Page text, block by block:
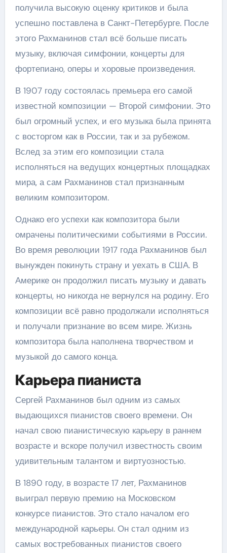
получила высокую оценку критиков и была
успешно поставлена в Санкт-Петербурге. После
этого Рахманинов стал всё больше писать
музыку, включая симфонии, концерты для
фортепиано, оперы и хоровые произведения.
В 1907 году состоялась премьера его самой
известной композиции — Второй симфонии. Это
был огромный успех, и его музыка была принята
с восторгом как в России, так и за рубежом.
Вслед за этим его композиции стала
исполняться на ведущих концертных площадках
мира, а сам Рахманинов стал признанным
великим композитором.
Однако его успехи как композитора были
омрачены политическими событиями в России.
Во время революции 1917 года Рахманинов был
вынужден покинуть страну и уехать в США. В
Америке он продолжил писать музыку и давать
концерты, но никогда не вернулся на родину. Его
композиции всё равно продолжали исполняться
и получали признание во всем мире. Жизнь
композитора была наполнена творчеством и
музыкой до самого конца.
Карьера пианиста
Сергей Рахманинов был одним из самых
выдающихся пианистов своего времени. Он
начал свою пианистическую карьеру в раннем
возрасте и вскоре получил известность своим
удивительным талантом и виртуозностью.
В 1890 году, в возрасте 17 лет, Рахманинов
выиграл первую премию на Московском
конкурсе пианистов. Это стало началом его
международной карьеры. Он стал одним из
самых востребованных пианистов своего